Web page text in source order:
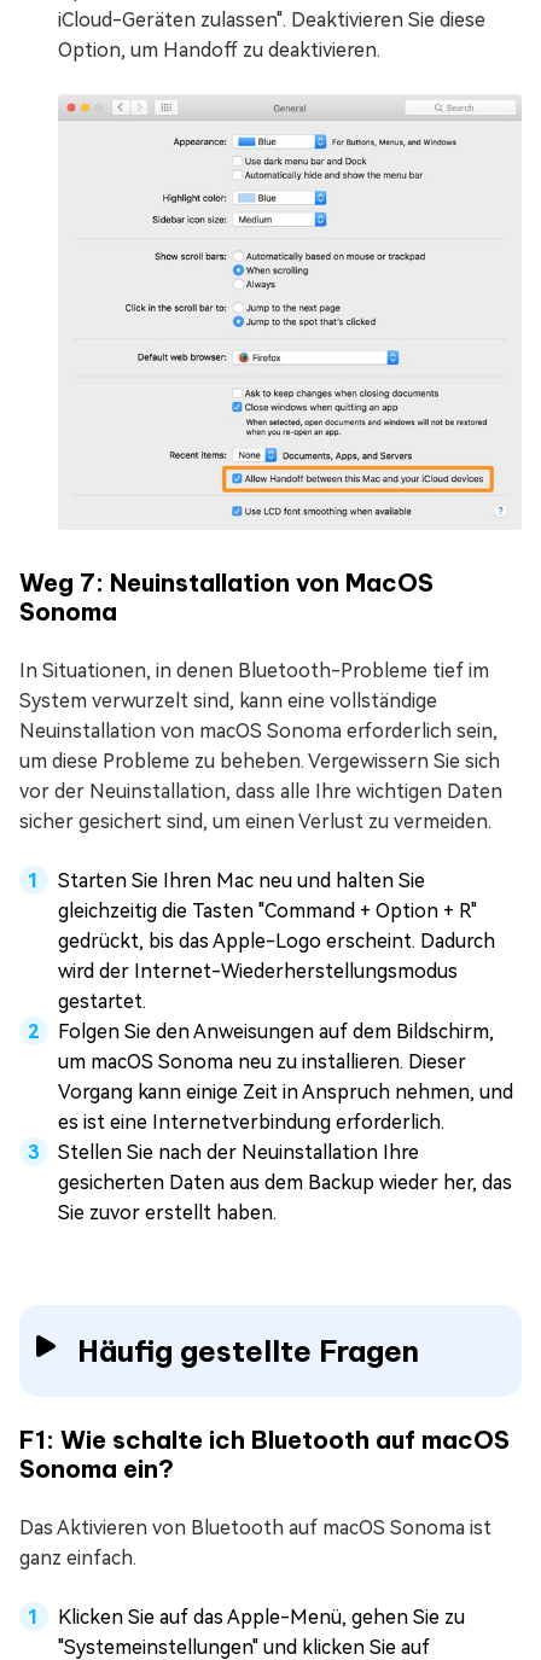
iCloud-Geräten zulassen". Deaktivieren Sie diese
Option, um Handoff zu deaktivieren.
Weg 7: Neuinstallation von MacOS
Sonoma
In Situationen, in denen Bluetooth-Probleme tief im
System verwurzelt sind, kann eine vollständige
Neuinstallation von macOS Sonoma erforderlich sein,
um diese Probleme zu beheben. Vergewissern Sie sich
vor der Neuinstallation, dass alle Ihre wichtigen Daten
sicher gesichert sind, um einen Verlust zu vermeiden.
Starten Sie Ihren Mac neu und halten Sie
gleichzeitig die Tasten "Command + Option + R"
gedrückt, bis das Apple-Logo erscheint. Dadurch
wird der Internet-Wiederherstellungsmodus
gestartet.
Folgen Sie den Anweisungen auf dem Bildschirm,
um macOS Sonoma neu zu installieren. Dieser
Vorgang kann einige Zeit in Anspruch nehmen, und
es ist eine Internetverbindung erforderlich.
Stellen Sie nach der Neuinstallation Ihre
gesicherten Daten aus dem Backup wieder her, das
Sie zuvor erstellt haben.
Häufig gestellte Fragen
F1: Wie schalte ich Bluetooth auf macOS
Sonoma ein?
Das Aktivieren von Bluetooth auf macOS Sonoma ist
ganz einfach.
Klicken Sie auf das Apple-Menü, gehen Sie zu
"Systemeinstellungen" und klicken Sie auf